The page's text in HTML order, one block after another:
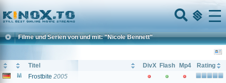
Home
Menu
Filme und Serien von und mit: "Nicole Bennett"
Titel DivX Flash Mp4
Rating
Frostbite 2005